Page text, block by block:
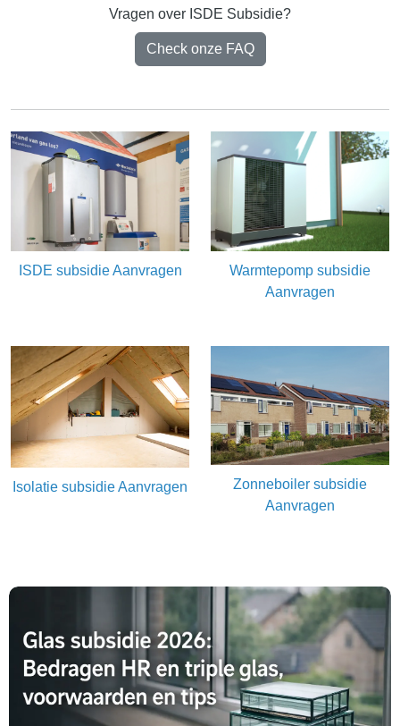
Vragen over ISDE Subsidie?
Check onze FAQ
ISDE subsidie Aanvragen
Warmtepomp subsidie
Aanvragen
Isolatie subsidie Aanvragen
Zonneboiler subsidie
Aanvragen